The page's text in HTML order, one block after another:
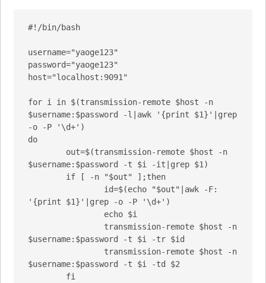
#!/bin/bash
username="yaoge123"
password="yaoge123"
host="localhost:9091"
for i in $(transmission-remote $host -n
$username:$password -l|awk '{print $1}'|grep
-o -P '\d+')
do
$username:$password -t $i -it|grep $1)
'{print $1}'|grep -o -P '\d+')
$username:$password -t $i -tr $id
$username:$password -t $i -td $2